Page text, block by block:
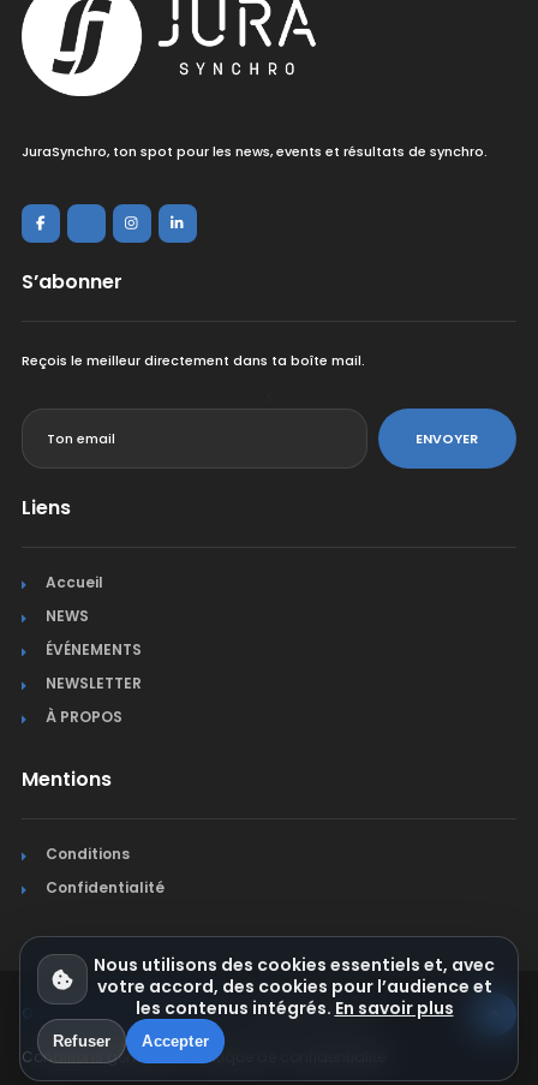
JuraSynchro, ton spot pour les news, events et résultats de synchro.
S’abonner
Reçois le meilleur directement dans ta boîte mail.
ENVOYER
Liens
Accueil
NEWS
ÉVÉNEMENTS
NEWSLETTER
À PROPOS
Mentions
Conditions
Confidentialité
© Jura Synchro 2015-2026. Tous droits réservés.
Conditions générales Politique de confidentialité
Nous utilisons des cookies essentiels et, avec
votre accord, des cookies pour l’audience et
les contenus intégrés. En savoir plus
Refuser Accepter